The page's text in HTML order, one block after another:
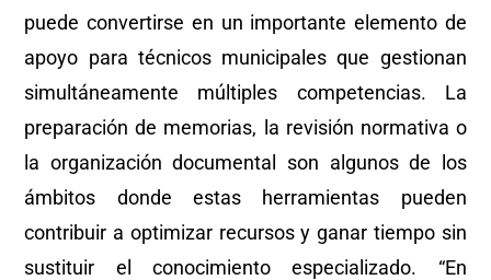
puede convertirse en un importante elemento de
apoyo para técnicos municipales que gestionan
simultáneamente múltiples competencias. La
preparación de memorias, la revisión normativa o
la organización documental son algunos de los
ámbitos donde estas herramientas pueden
contribuir a optimizar recursos y ganar tiempo sin
sustituir el conocimiento especializado. “En